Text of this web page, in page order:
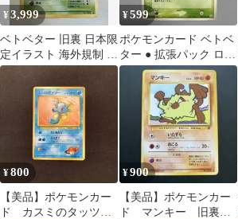
¥3,999
ベトベター 旧裏 日本限
定イラスト 海外規制 ロ
ケット団 ● ポケモンカ
¥599
ポケモンカード ベトベ
ター ● 拡張パック ロケ
ット団の逆襲 003/084
¥800
【美品】ポケモンカー
ド カスミのタッツ
¥900
【美品】ポケモンカー
ド マンキー 旧裏